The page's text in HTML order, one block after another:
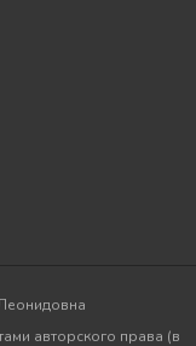
авторского права (в